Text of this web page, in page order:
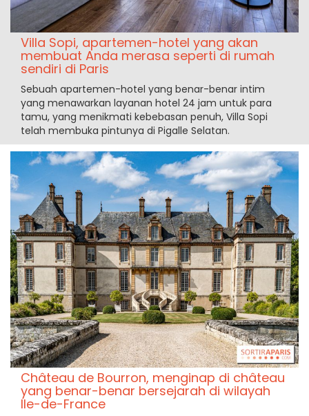
Villa Sopi, apartemen-hotel yang akan
membuat Anda merasa seperti di rumah
sendiri di Paris
Sebuah apartemen-hotel yang benar-benar intim
yang menawarkan layanan hotel 24 jam untuk para
tamu, yang menikmati kebebasan penuh, Villa Sopi
telah membuka pintunya di Pigalle Selatan.
Château de Bourron, menginap di château
yang benar-benar bersejarah di wilayah
Ile-de-France